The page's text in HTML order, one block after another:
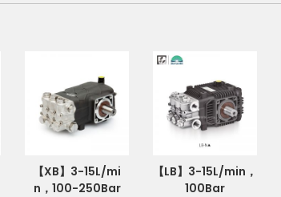
【XB】3-15L/mi
n，100-250Bar
【LB】3-15L/min，
100Bar